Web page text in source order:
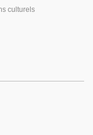
culturels